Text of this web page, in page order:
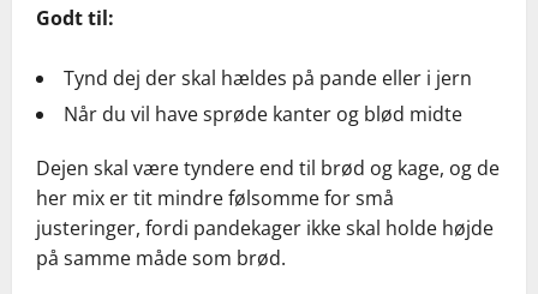
Godt til:
Tynd dej der skal hældes på pande eller i jern
Når du vil have sprøde kanter og blød midte
Dejen skal være tyndere end til brød og kage, og de
her mix er tit mindre følsomme for små
justeringer, fordi pandekager ikke skal holde højde
på samme måde som brød.